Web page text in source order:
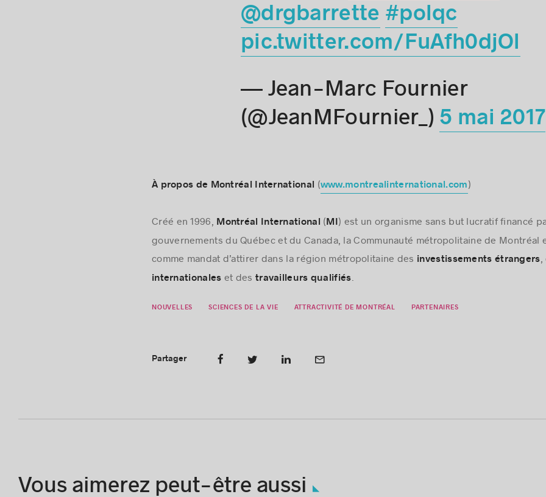
@drgbarrette #polqc
pic.twitter.com/FuAfh0djOl
— Jean-Marc Fournier
(@JeanMFournier_) 5 mai 2017
À propos de Montréal International (www.montrealinternational.com)
Créé en 1996, Montréal International (MI) est un organisme sans but lucratif financé
gouvernements du Québec et du Canada, la Communauté métropolitaine de Montréal
comme mandat d’attirer dans la région métropolitaine des investissements étrangers
internationales et des travailleurs qualifiés
NOUVELLES SCIENCES DE LA VIE ATTRACTIVITÉ DE MONTRÉAL PARTENAIRES
Partager
Vous aimerez peut-être aussi